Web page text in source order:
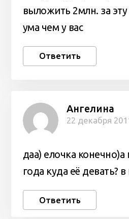
выложить 2млн. за
ума чем у вас
Ответить
Ангелина
22 декабря
даа) елочка конечно)а
года куда её девать? в
Ответить